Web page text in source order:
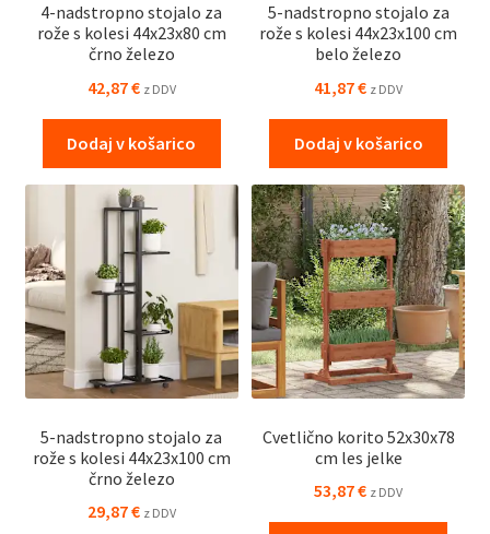
4-nadstropno stojalo za
rože s kolesi 44x23x80 cm
črno železo
42,87€ z DDV
Dodaj v košarico
5-nadstropno stojalo za
rože s kolesi 44x23x100 cm
belo železo
41,87€ z DDV
Dodaj v košarico
5-nadstropno stojalo za
rože s kolesi 44x23x100 cm
črno železo
29,87€ z DDV
Cvetlično korito 52x30x78
cm les jelke
53,87€ z DDV